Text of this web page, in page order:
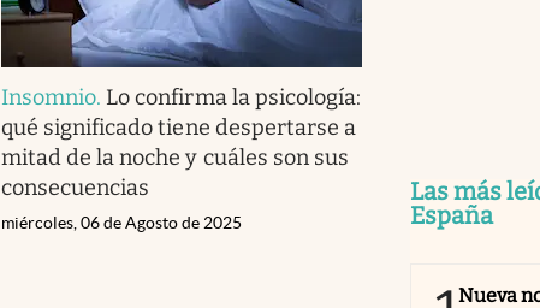
Insomnio. Lo confirma la psicología:
qué significado tiene despertarse a
mitad de la noche y cuáles son sus
consecuencias
miércoles, 06 de Agosto de 2025
Las más
España
Nueva